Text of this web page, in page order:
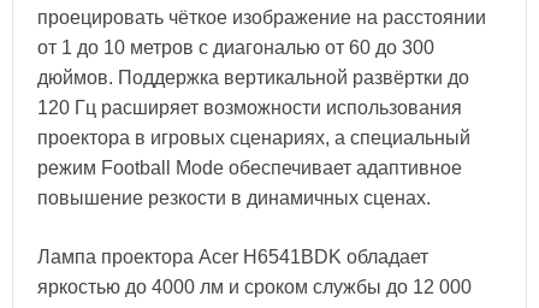
проецировать чёткое изображение на расстоянии
от 1 до 10 метров с диагональю от 60 до 300
дюймов. Поддержка вертикальной развёртки до
120 Гц расширяет возможности использования
проектора в игровых сценариях, а специальный
режим Football Mode обеспечивает адаптивное
повышение резкости в динамичных сценах.
Лампа проектора Acer H6541BDK обладает
яркостью до 4000 лм и сроком службы до 12 000